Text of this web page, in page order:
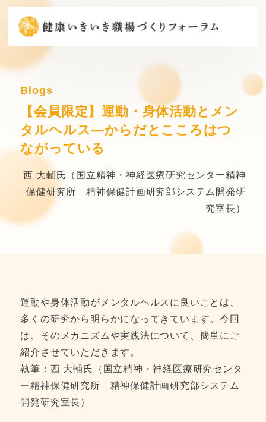
Blogs
【会員限定】運動・身体活動とメン
タルヘルス―からだとこころはつ
ながっている
西 大輔氏（国立精神・神経医療研究センター精神
保健研究所 精神保健計画研究部システム開発研
究室長）
運動や身体活動がメンタルヘルスに良いことは、
多くの研究から明らかになってきています。今回
は、そのメカニズムや実践法について、簡単にご
紹介させていただきます。
執筆：西 大輔氏（国立精神・神経医療研究センタ
ー精神保健研究所 精神保健計画研究部システム
開発研究室長）